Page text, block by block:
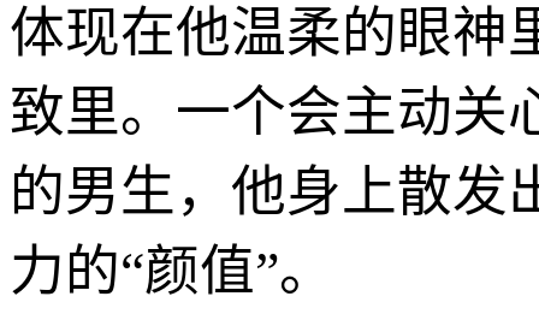
体现在他温柔的眼神
致里。一个会主动关
的男生，他身上散发
力的“颜值”。